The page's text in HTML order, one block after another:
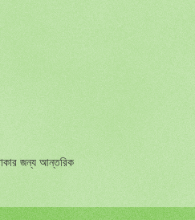
থাকার জন্য আন্তরিক